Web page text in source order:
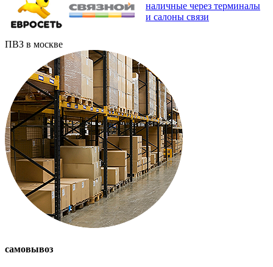
наличные через терминалы
и салоны связи
ПВЗ в москве
самовывоз